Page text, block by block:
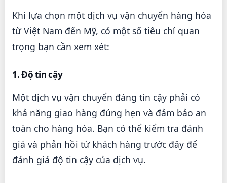
Khi lựa chọn một dịch vụ vận chuyển hàng hóa
từ Việt Nam đến Mỹ, có một số tiêu chí quan
trọng bạn cần xem xét:
1. Độ tin cậy
Một dịch vụ vận chuyển đáng tin cậy phải có
khả năng giao hàng đúng hẹn và đảm bảo an
toàn cho hàng hóa. Bạn có thể kiểm tra đánh
giá và phản hồi từ khách hàng trước đây để
đánh giá độ tin cậy của dịch vụ.